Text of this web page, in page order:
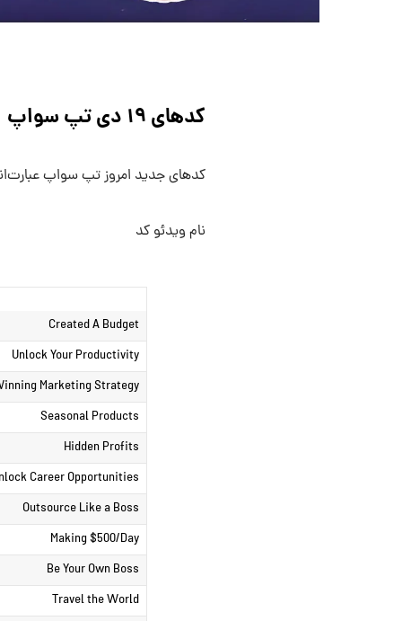
کدهای ۱۹ دی تپ سواپ
کدهای جدید امروز تپ سواپ
نام ویدئو کد
Created A Budget
Unlock Your Productivity
Marketing Strategy
Seasonal Products
Hidden Profits
Career Opportunities
Outsource Like a Boss
Making $500/Day
Be Your Own Boss
Travel the World